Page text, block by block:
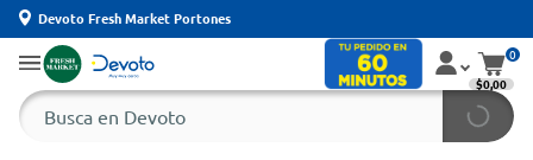
Devoto Fresh Market Portones
0
$0,00